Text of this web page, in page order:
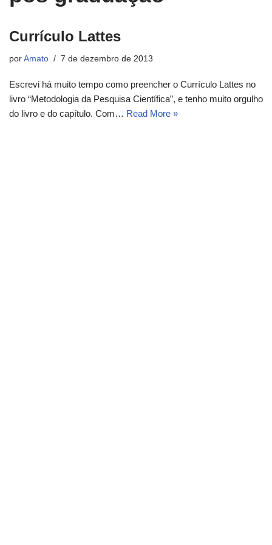
Currículo Lattes
por Amato 7 de dezembro de 2013
Escrevi há muito tempo como preencher o Currículo Lattes no
livro “Metodologia da Pesquisa Científica”, e tenho muito orgulho
do livro e do capítulo. Com… Read More »